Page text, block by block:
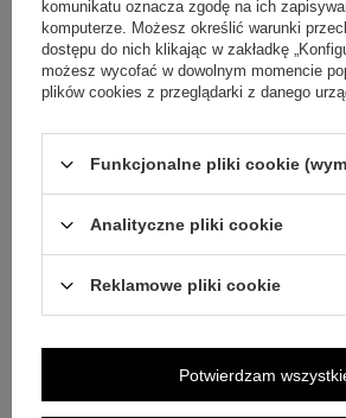
polityką prywatności. Przesyłając je,
E-mail
OPINIE
komunikatu oznacza zgodę na ich
komputerze. Możesz określić warunki
dostępu do nich klikając w zakładkę
możesz wycofać w dowolnym momencie
plików cookies z przeglądarki z danego
Funkcjonalne pliki cookie
Analityczne pliki cookie
Reklamowe pliki cookie
Potwierdzam